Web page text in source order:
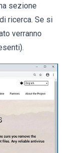
sezione
ricerca. Se si
verranno